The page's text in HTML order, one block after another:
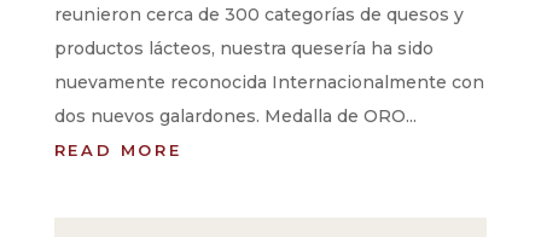
reunieron cerca de 300 categorías de quesos y
productos lácteos, nuestra quesería ha sido
nuevamente reconocida Internacionalmente con
dos nuevos galardones. Medalla de ORO...
READ MORE